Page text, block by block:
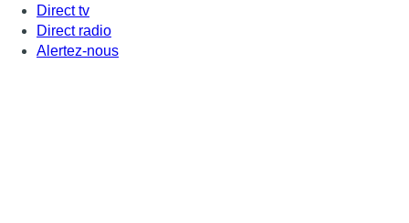
Direct tv
Direct radio
Alertez-nous